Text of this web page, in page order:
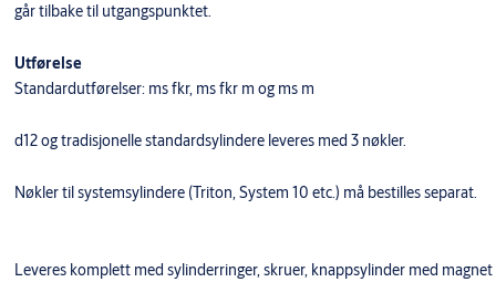
går tilbake til utgangspunktet.
Utførelse
Standardutførelser: ms fkr, ms fkr m og ms m
d12 og tradisjonelle standardsylindere leveres med 3 nøkler.
Nøkler til systemsylindere (Triton, System 10 etc.) må bestilles separat.
Leveres komplett med sylinderringer, skruer, knappsylinder med magnet